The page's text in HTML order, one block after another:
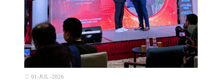
01-JUL.-2026